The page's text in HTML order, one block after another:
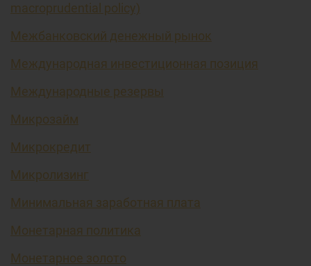
macroprudential policy)
Межбанковский денежный рынок
Международная инвестиционная позиция
Международные резервы
Микрозайм
Микрокредит
Микролизинг
Минимальная заработная плата
Монетарная политика
Монетарное золото